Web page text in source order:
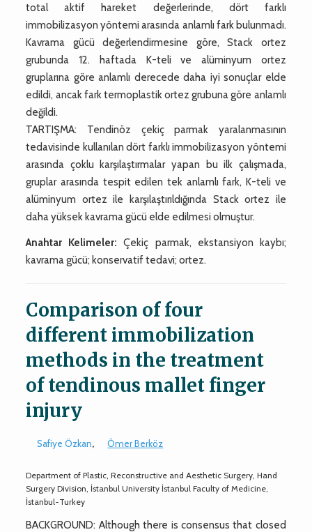
total aktif hareket değerlerinde, dört farklı
immobilizasyon yöntemi arasında anlamlı fark bulunmadı.
Kavrama gücü değerlendirmesine göre, Stack ortez
grubunda 12. haftada K-teli ve alüminyum ortez
gruplarına göre anlamlı derecede daha iyi sonuçlar elde
edildi, ancak fark termoplastik ortez grubuna göre anlamlı
değildi.
TARTIŞMA: Tendinöz çekiç parmak yaralanmasının
tedavisinde kullanılan dört farklı immobilizasyon yöntemi
arasında çoklu karşılaştırmalar yapan bu ilk çalışmada,
gruplar arasında tespit edilen tek anlamlı fark, K-teli ve
alüminyum ortez ile karşılaştırıldığında Stack ortez ile
daha yüksek kavrama gücü elde edilmesi olmuştur.
Anahtar Kelimeler: Çekiç parmak, ekstansiyon kaybı;
kavrama gücü; konservatif tedavi; ortez.
Comparison of four
different immobilization
methods in the treatment
of tendinous mallet finger
injury
Safiye Özkan, Ömer Berköz
Department of Plastic, Reconstructive and Aesthetic Surgery, Hand
Surgery Division, İstanbul University İstanbul Faculty of Medicine,
İstanbul-Turkey
BACKGROUND: Although there is consensus that closed